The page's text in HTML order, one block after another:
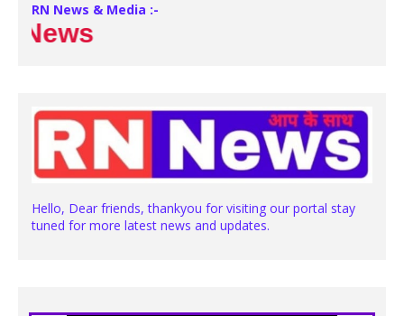
RN News & Media :-
Hello, Dear friends, thankyou for visiting our portal stay
tuned for more latest news and updates.